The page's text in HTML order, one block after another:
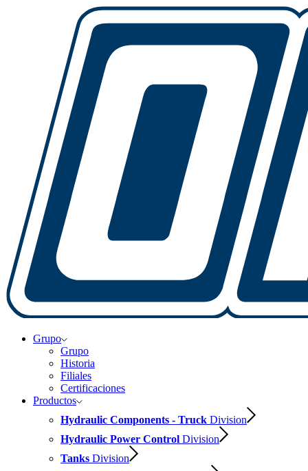
Grupo
Grupo
Historia
Filiales
Certificaciones
Productos
Hydraulic Components - Truck Division
Hydraulic Power Control Division
Tanks Division